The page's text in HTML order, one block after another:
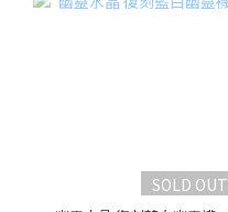
SOLD OUT